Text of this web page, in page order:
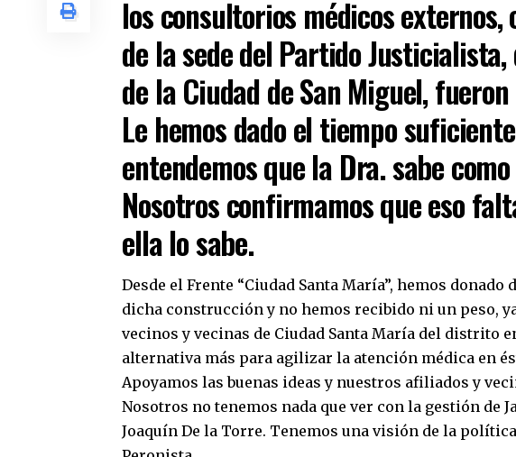
los consultorios médicos
de la sede del Partido
de la Ciudad de San Miguel,
Le hemos dado el tiempo
entendemos que la Dra. sabe
Nosotros confirmamos que eso
ella lo sabe.
Desde el Frente “Ciudad Santa María”, hemos
dicha construcción y no hemos recibido ni un peso,
vecinos y vecinas de Ciudad Santa María del distrito
alternativa más para agilizar la atención médica en
Apoyamos las buenas ideas y nuestros afiliados y
Nosotros no tenemos nada que ver con la gestión de
Joaquín De la Torre. Tenemos una visión de la